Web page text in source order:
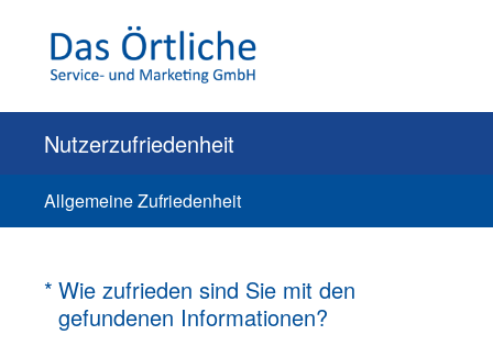
Nutzerzufriedenheit
Allgemeine Zufriedenheit
* Wie zufrieden sind Sie mit den
gefundenen Informationen?
(Erforderlich.)